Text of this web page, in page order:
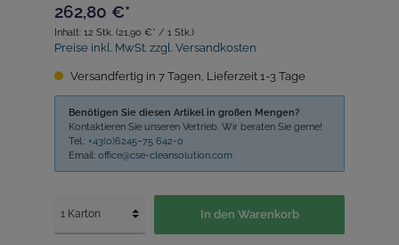
262,80 €*
Inhalt: 12 Stk. (21,90 €* / 1 Stk.)
Preise inkl. MwSt. zzgl. Versandkosten
Versandfertig in 7 Tagen, Lieferzeit 1-3 Tage
Benötigen Sie diesen Artikel in großen Mengen?
Kontaktieren Sie unseren Vertrieb. Wir beraten Sie gerne!
Tel.: +43(0)6245–75 642-0
Email: office@cse-cleansolution.com
In den Warenkorb